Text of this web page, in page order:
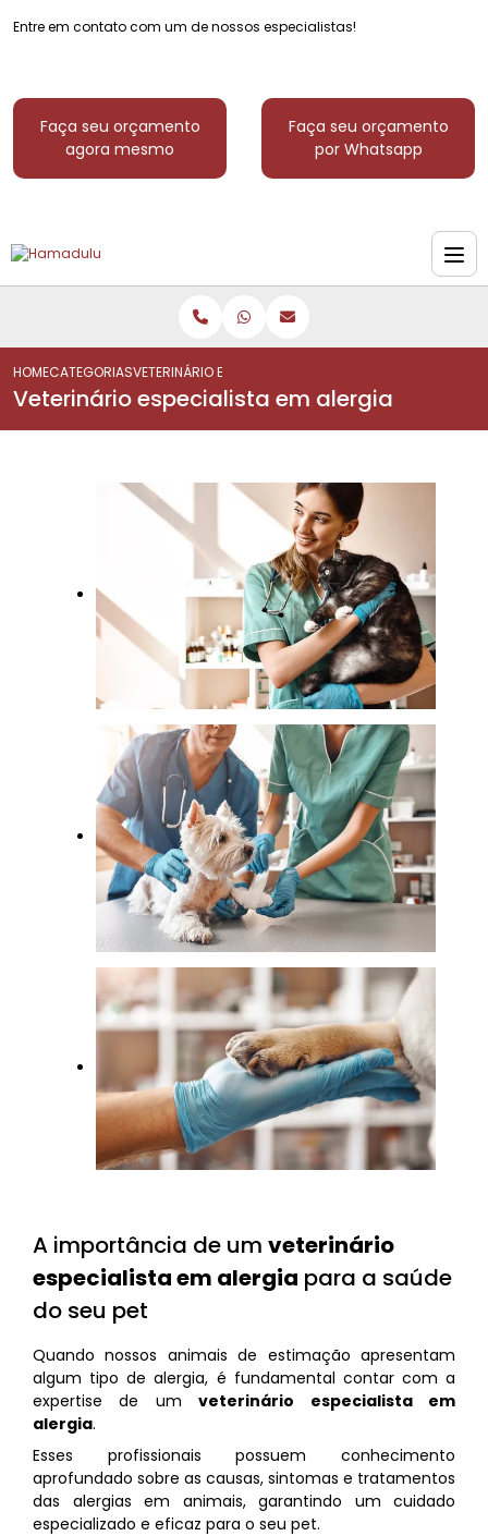
Entre em contato com um de nossos especialistas!
Faça seu orçamento
agora mesmo
Faça seu orçamento
por Whatsapp
HOMECATEGORIASVETERINÁRIO ESPECIALISTA EM ALERGIA
Veterinário especialista em alergia
A importância de um veterinário
especialista em alergia para a saúde
do seu pet
Quando nossos animais de estimação apresentam
algum tipo de alergia, é fundamental contar com a
expertise de umveterinário especialista em
alergia.
Esses profissionais possuem conhecimento
aprofundado sobre as causas, sintomas e tratamentos
das alergias em animais, garantindo um cuidado
especializado e eficaz para o seu pet.